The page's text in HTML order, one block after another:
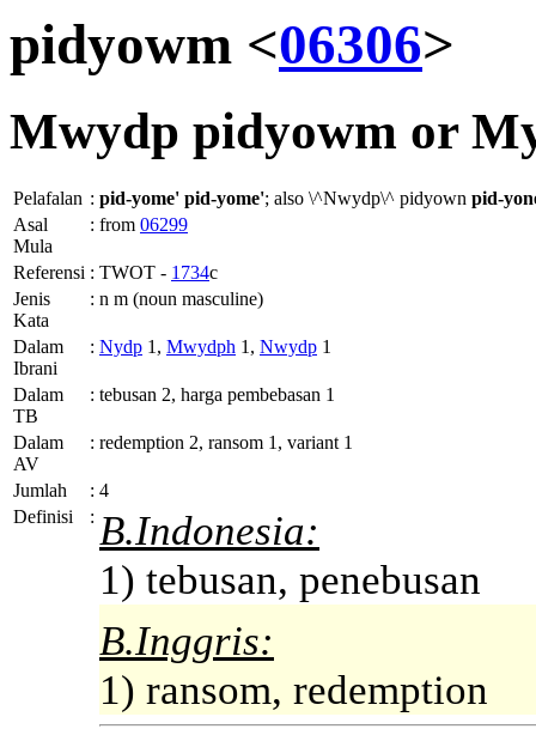
pidyowm <06306>
Mwydp pidyowm or
Pelafalan : pid-yome' pid-yome'; also \^Nwydp\^ pidyown pid-
Asal
Mula
: from 06299
Referensi : TWOT - 1734c
Jenis
Kata
: n m (noun masculine)
Dalam
Ibrani
: Nydp 1, Mwydph 1, Nwydp 1
Dalam
TB
: tebusan 2, harga pembebasan 1
Dalam
AV
: redemption 2, ransom 1, variant 1
Jumlah : 4
Definisi
: B.Indonesia:
1) tebusan, penebusan
B.Inggris:
1) ransom, redemption